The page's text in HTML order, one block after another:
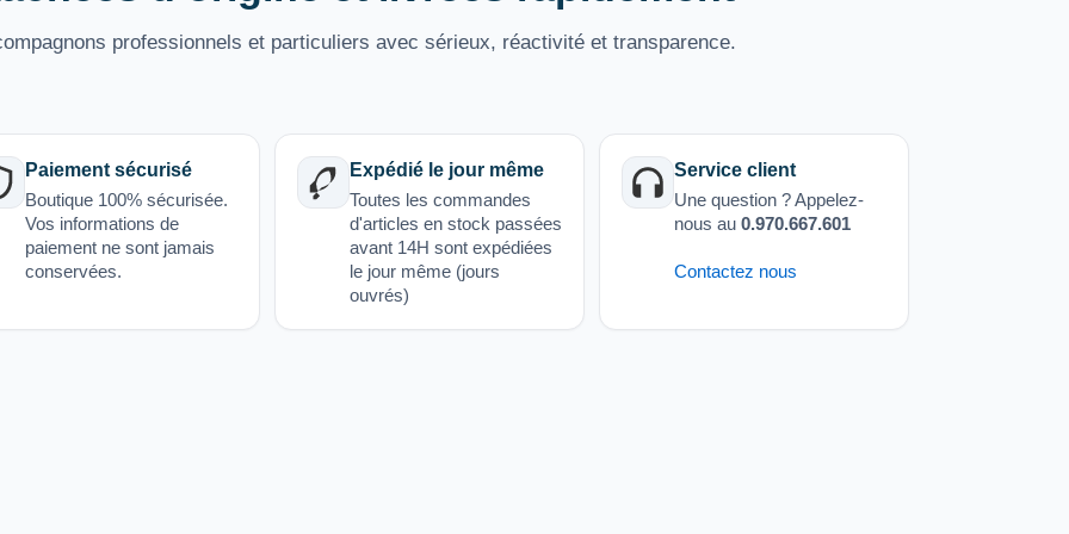
professionnels et particuliers avec sérieux, réactivité et transparence.
Paiement sécurisé
Boutique 100% sécurisée.
Vos informations de
paiement ne sont jamais
conservées.
Expédié le jour même
Toutes les commandes
d'articles en stock passées
avant 14H sont expédiées
le jour même (jours
ouvrés)
Service client
Une question ? Appelez-
nous au 0.970.667.601
Contactez nous